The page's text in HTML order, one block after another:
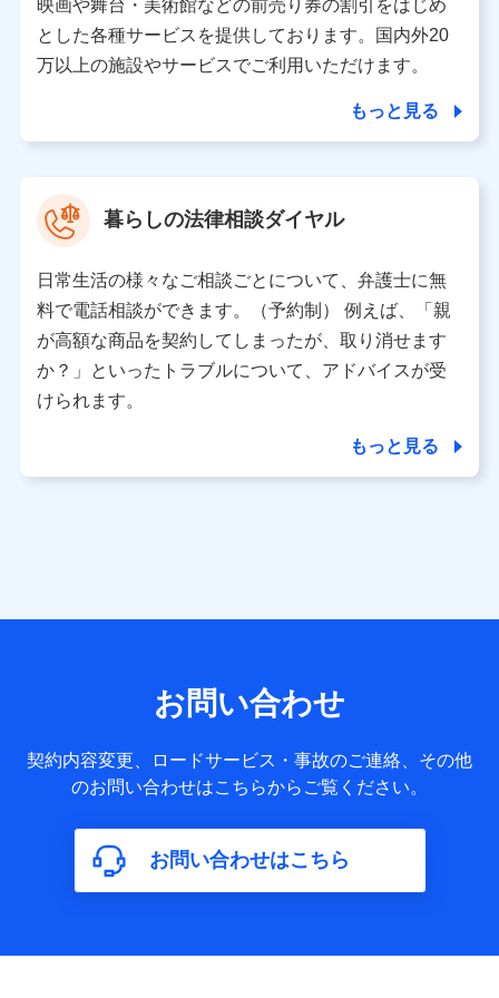
月11日以降、一度もdポイントクラブ会員であったこと
がないお客さまに限る）に関する、2019年12月10日以
前に取得した個人データは、こちら の利用目的の範囲内
す。
【共同して利用される利用データの項目】
当社または株式会社NTTドコモ・フィナンシャルグルー
プがサービス提供等を通じて取得した、以下の情報など
の個人データ
基本情報
氏名、電話番号、メールアドレス、お客さまの識別子、属
性、連絡先、dポイントサービスのご利用に関する情報。例
所、dポイント残高、dポイント利用履歴などが含まれます。
利用情報
品の名称・購入場所・決済に関する情報、アンケートの回答
当社または株式会社NTTドコモ・フィナンシャルグループが
提供する保険関連サービスに関して取得し、又は保有する情
ー登録受付時に提供いただいた情報（氏名、住所、生年月
日、性別、保険契約者と被保険者の関係、保険加入の目的、
保険商品の内容、保険料、保険料のお支払方法、車のメーカ
ペットの種類や年齢など）及びお客様との応対記録（お客様
に提示した比較見積の試算結果情報、メールマガジンを提供
した際のメール内容や送信履歴の情報及び保険の更改案内等
を提供した際のメール内容や送信履歴などの情報）が含まれ
当社または株式会社NTTドコモ・フィナンシャルグループが
映画や舞台・美術館などの前売り券の割引をはじめ
とした各種サービスを提供しております。国内外20
万以上の施設やサービスでご利用いただけます。
もっと見る
暮らしの法律相談ダイヤル
日常生活の様々なご相談ごとについて、弁護士に無
料で電話相談ができます。（予約制） 例えば、「親
が高額な商品を契約してしまったが、取り消せます
か？」といったトラブルについて、アドバイスが受
けられます。
もっと見る
お問い合わせ
契約内容変更、ロードサービス・事故のご連絡、その他
のお問い合わせはこちらからご覧ください。
お問い合わせはこちら